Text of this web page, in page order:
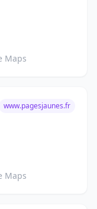
Maps
www.pagesjaunes.fr
Maps